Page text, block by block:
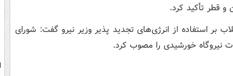
و قطر تأکید کرد.
بر استفاده از انرژی‌های تجدید پذیر وزیر نیرو گفت: شورای